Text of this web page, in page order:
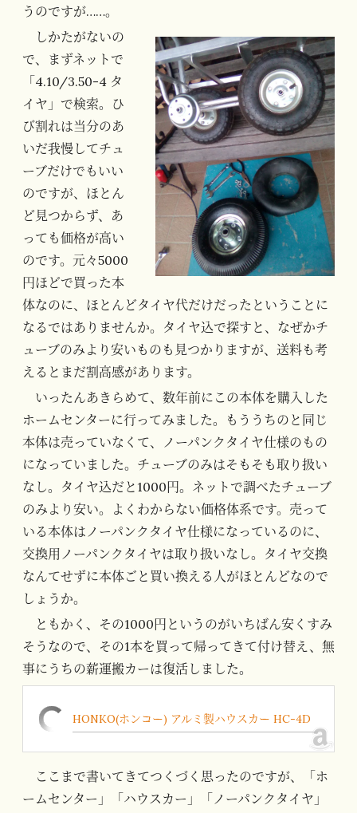
うのですが……。
しかたがないの
で、まずネットで
「4.10/3.50-4 タ
イヤ」で検索。ひ
び割れは当分のあ
いだ我慢してチュ
ーブだけでもいい
のですが、ほとん
ど見つからず、あ
っても価格が高い
のです。元々5000
円ほどで買った本
体なのに、ほとんどタイヤ代だけだったということに
なるではありませんか。タイヤ込で探すと、なぜかチ
ューブのみより安いものも見つかりますが、送料も考
えるとまだ割高感があります。
いったんあきらめて、数年前にこの本体を購入した
ホームセンターに行ってみました。もううちのと同じ
本体は売っていなくて、ノーパンクタイヤ仕様のもの
になっていました。チューブのみはそもそも取り扱い
なし。タイヤ込だと1000円。ネットで調べたチューブ
のみより安い。よくわからない価格体系です。売って
いる本体はノーパンクタイヤ仕様になっているのに、
交換用ノーパンクタイヤは取り扱いなし。タイヤ交換
なんてせずに本体ごと買い換える人がほとんどなので
しょうか。
ともかく、その1000円というのがいちばん安くすみ
そうなので、その1本を買って帰ってきて付け替え、無
事にうちの薪運搬カーは復活しました。
HONKO(ホンコー) アルミ製ハウスカー HC-4D
ここまで書いてきてつくづく思ったのですが、「ホ
ームセンター」「ハウスカー」「ノーパンクタイヤ」